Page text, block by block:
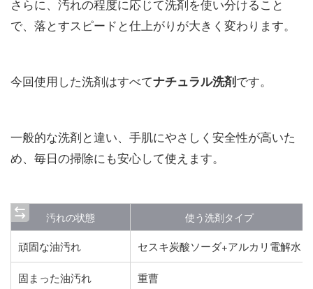
さらに、汚れの程度に応じて洗剤を使い分けること
で、落とすスピードと仕上がりが大きく変わります。
今回使用した洗剤はすべてナチュラル洗剤です。
一般的な洗剤と違い、手肌にやさしく安全性が高いた
め、毎日の掃除にも安心して使えます。
汚れの状態
使う洗剤タイプ
頑固な油汚れ
セスキ炭酸ソーダ+アルカリ電解水
固まった油汚れ 重曹